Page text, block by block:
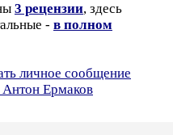
3 рецензии, здесь
- в полном
личное сообщение
Антон Ермаков